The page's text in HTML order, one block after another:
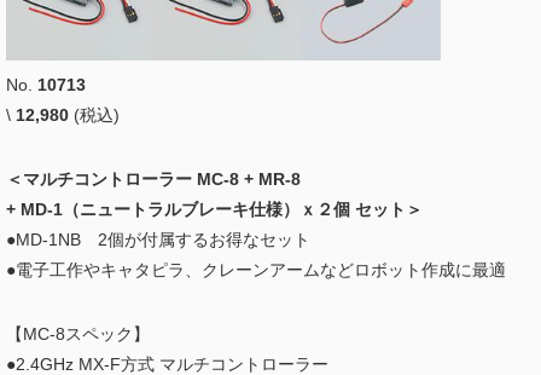
No. 10713
\ 12,980 (税込)
＜マルチコントローラー MC-8 + MR-8
+ MD-1（ニュートラルブレーキ仕様）ｘ２個 セット＞
●MD-1NB 2個が付属するお得なセット
●電子工作やキャタピラ、クレーンアームなどロボット作成に最適
【MC-8スペック】
●2.4GHz MX-F方式 マルチコントローラー